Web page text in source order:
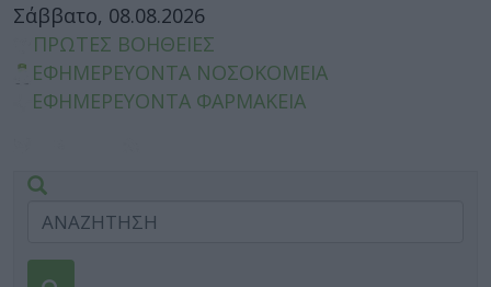
Σάββατο, 08.08.2026
ΠΡΩΤΕΣ ΒΟΗΘΕΙΕΣ
ΕΦΗΜΕΡΕΥΟΝΤΑ ΝΟΣΟΚΟΜΕΙΑ
ΕΦΗΜΕΡΕΥΟΝΤΑ ΦΑΡΜΑΚΕΙΑ